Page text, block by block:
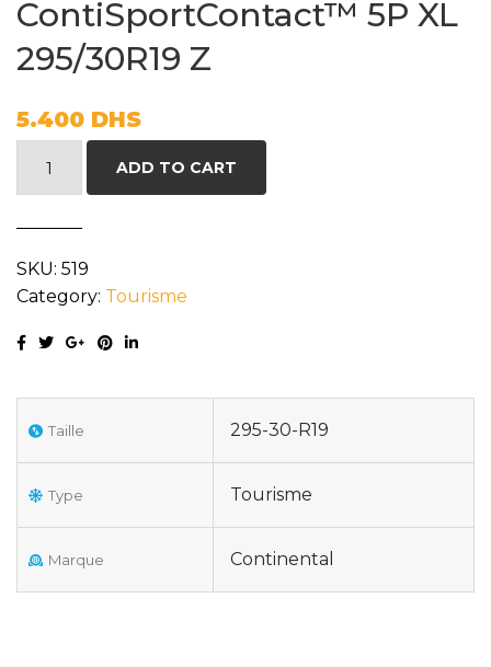
ContiSportContact™ 5P XL
295/30R19 Z
5.400 DHS
295/30R19
Z
quantity
ADD TO CART
SKU: 519
Category: Tourisme
Taille 295-30-R19
Type Tourisme
Marque Continental